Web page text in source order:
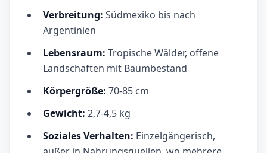
Verbreitung: Südmexiko bis nach
Argentinien
Lebensraum: Tropische Wälder, offene
Landschaften mit Baumbestand
Körpergröße: 70-85 cm
Gewicht: 2,7-4,5 kg
Soziales Verhalten: Einzelgängerisch,